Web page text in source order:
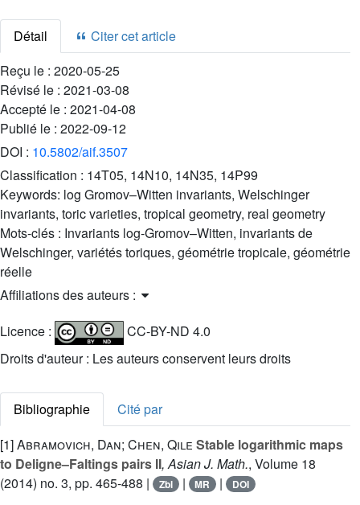
Détail
Citer cet article
Reçu le : 2020-05-25
Révisé le : 2021-03-08
Accepté le : 2021-04-08
Publié le : 2022-09-12
DOI : 10.5802/aif.3507
Classification : 14T05, 14N10, 14N35, 14P99
Keywords: log Gromov–Witten invariants, Welschinger
invariants, toric varieties, tropical geometry, real geometry
Mots-clés : Invariants log-Gromov–Witten, invariants de
Welschinger, variétés toriques, géométrie tropicale, géométrie
réelle
Affiliations des auteurs :
Licence :
CC-BY-ND 4.0
Droits d'auteur : Les auteurs conservent leurs droits
Bibliographie
Cité par
[1]Abramovich, Dan; Chen, Qile Stable logarithmic maps
to Deligne–Faltings pairs II, Asian J. Math., Volume 18
(2014) no. 3, pp. 465-488 |
Zbl | MR | DOI